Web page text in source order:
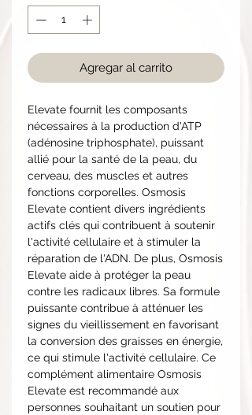
Agregar al carrito
Elevate fournit les composants
nécessaires à la production d'ATP
(adénosine triphosphate), puissant
allié pour la santé de la peau, du
cerveau, des muscles et autres
fonctions corporelles. Osmosis
Elevate contient divers ingrédients
actifs clés qui contribuent à soutenir
l'activité cellulaire et à stimuler la
réparation de l'ADN. De plus, Osmosis
Elevate aide à protéger la peau
contre les radicaux libres. Sa formule
puissante contribue à atténuer les
signes du vieillissement en favorisant
la conversion des graisses en énergie,
ce qui stimule l'activité cellulaire. Ce
complément alimentaire Osmosis
Elevate est recommandé aux
personnes souhaitant un soutien pour